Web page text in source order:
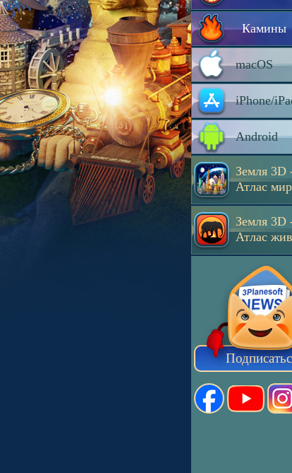
Камины
macOS
iPhone/
Android
Земля 3D
Атлас
Земля 3D
Атлас